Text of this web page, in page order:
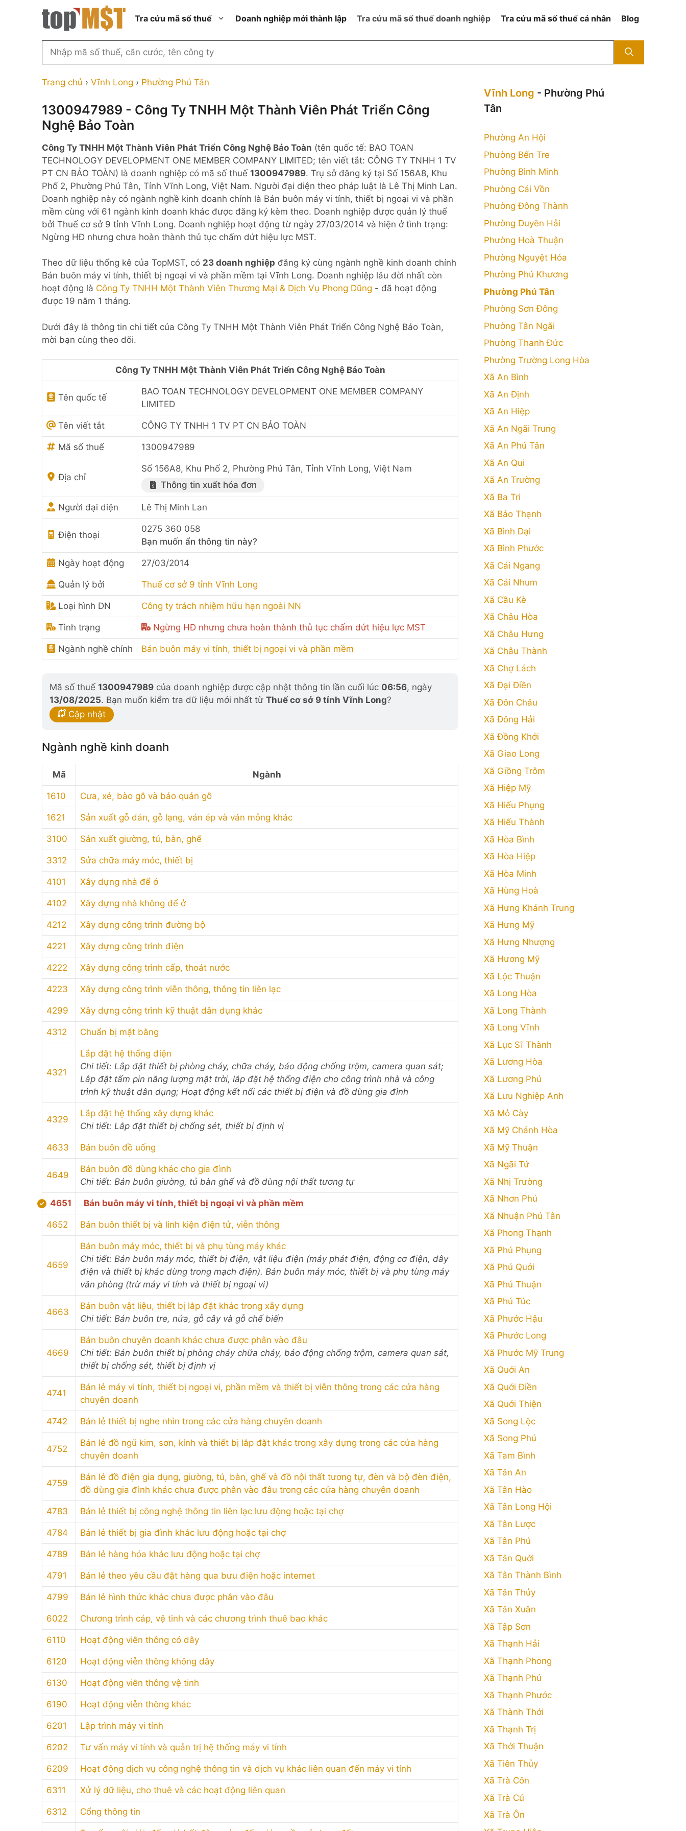
Tra cứu mã số thuế
Thành phố Hồ Chí Minh
Thành phố Hà Nội
Thành phố Đà Nẵng
Thành phố Hải Phòng
Thanh Hóa
Bắc Ninh
Nghệ An
Công ty cổ phần ngoài NN
Công ty hợp doanh
thành viên ngoài NN
Công ty trách nhiệm hữu hạn
ngoài NN
Doanh nghiệp 100% vốn đầu tư
nước ngoài
Hộ kinh doanh cá thể
Nhà nước
Ngừng hoạt động nhưng chưa
hoàn thành thủ tục đóng MST
đăng ký
Doanh nghiệp mới thành lập Tra cứu mã số thuế doanh nghiệp Tra cứu mã số thuế cá nhân Blog
Tìm
theo
công
ty,
người
đại
diện
hoặc
mã
số
thuế
...
Trang chủ › Vĩnh Long › Phường Phú Tân
1300947989 - Công Ty TNHH Một Thành Viên Phát Triển Công
Nghệ Bảo Toàn
Công Ty TNHH Một Thành Viên Phát Triển Công Nghệ Bảo Toàn (tên quốc tế: BAO TOAN
TECHNOLOGY DEVELOPMENT ONE MEMBER COMPANY LIMITED; tên viết tắt: CÔNG TY TNHH 1 TV
PT CN BẢO TOÀN) là doanh nghiệp có mã số thuế 1300947989. Trụ sở đăng ký tại Số 156A8, Khu
Phố 2, Phường Phú Tân, Tỉnh Vĩnh Long, Việt Nam. Người đại diện theo pháp luật là Lê Thị Minh Lan.
Doanh nghiệp này có ngành nghề kinh doanh chính là Bán buôn máy vi tính, thiết bị ngoại vi và phần
mềm cùng với 61 ngành kinh doanh khác được đăng ký kèm theo. Doanh nghiệp được quản lý thuế
bởi Thuế cơ sở 9 tỉnh Vĩnh Long. Doanh nghiệp hoạt động từ ngày 27/03/2014 và hiện ở tình trạng:
Ngừng HĐ nhưng chưa hoàn thành thủ tục chấm dứt hiệu lực MST.
Theo dữ liệu thống kê của TopMST, có 23 doanh nghiệp đăng ký cùng ngành nghề kinh doanh chính
Bán buôn máy vi tính, thiết bị ngoại vi và phần mềm tại Vĩnh Long. Doanh nghiệp lâu đời nhất còn
hoạt động là Công Ty TNHH Một Thành Viên Thương Mại & Dịch Vụ Phong Dũng - đã hoạt động
được 19 năm 1 tháng.
Dưới đây là thông tin chi tiết của Công Ty TNHH Một Thành Viên Phát Triển Công Nghệ Bảo Toàn,
mời bạn cùng theo dõi.
Công Ty TNHH Một Thành Viên Phát Triển Công Nghệ Bảo Toàn
Tên quốc tế
BAO TOAN TECHNOLOGY DEVELOPMENT ONE MEMBER COMPANY
LIMITED
Tên viết tắt CÔNG TY TNHH 1 TV PT CN BẢO TOÀN
Mã số thuế 1300947989
Địa chỉ
Số 156A8, Khu Phố 2, Phường Phú Tân, Tỉnh Vĩnh Long, Việt Nam
Thông tin xuất hóa đơn
Người đại diện Lê Thị Minh Lan
Điện thoại
0275 360 058
Bạn muốn ẩn thông tin này?
Ngày hoạt động 27/03/2014
Quản lý bởi Thuế cơ sở 9 tỉnh Vĩnh Long
Loại hình DN Công ty trách nhiệm hữu hạn ngoài NN
Tình trạng Ngừng HĐ nhưng chưa hoàn thành thủ tục chấm dứt hiệu lực MST
Ngành nghề chính Bán buôn máy vi tính, thiết bị ngoại vi và phần mềm
Mã số thuế 1300947989 của doanh nghiệp được cập nhật thông tin lần cuối lúc 06:56, ngày
13/08/2025. Bạn muốn kiểm tra dữ liệu mới nhất từ Thuế cơ sở 9 tỉnh Vĩnh Long?
Cập nhật
Ngành nghề kinh doanh
Mã Ngành
1610 Cưa, xẻ, bào gỗ và bảo quản gỗ
1621 Sản xuất gỗ dán, gỗ lạng, ván ép và ván mỏng khác
3100 Sản xuất giường, tủ, bàn, ghế
3312 Sửa chữa máy móc, thiết bị
4101 Xây dựng nhà để ở
4102 Xây dựng nhà không để ở
4212 Xây dựng công trình đường bộ
4221 Xây dựng công trình điện
4222 Xây dựng công trình cấp, thoát nước
4223 Xây dựng công trình viễn thông, thông tin liên lạc
4299 Xây dựng công trình kỹ thuật dân dụng khác
4312 Chuẩn bị mặt bằng
4321
Lắp đặt hệ thống điện
Chi tiết: Lắp đặt thiết bị phòng cháy, chữa cháy, báo động chống trộm, camera quan sát;
Lắp đặt tấm pin năng lượng mặt trời, lắp đặt hệ thống điện cho công trình nhà và công
trình kỹ thuật dân dụng; Hoạt động kết nối các thiết bị điện và đồ dùng gia đình
4329
Lắp đặt hệ thống xây dựng khác
Chi tiết: Lắp đặt thiết bị chống sét, thiết bị định vị
4633 Bán buôn đồ uống
4649
Bán buôn đồ dùng khác cho gia đình
Chi tiết: Bán buôn giường, tủ bàn ghế và đồ dùng nội thất tương tự
4651 Bán buôn máy vi tính, thiết bị ngoại vi và phần mềm
4652 Bán buôn thiết bị và linh kiện điện tử, viễn thông
4659
Bán buôn máy móc, thiết bị và phụ tùng máy khác
Chi tiết: Bán buôn máy móc, thiết bị điện, vật liệu điện (máy phát điện, động cơ điện, dây
điện và thiết bị khác dùng trong mạch điện). Bán buôn máy móc, thiết bị và phụ tùng máy
văn phòng (trừ máy vi tính và thiết bị ngoại vi)
4663
Bán buôn vật liệu, thiết bị lắp đặt khác trong xây dựng
Chi tiết: Bán buôn tre, nứa, gỗ cây và gỗ chế biến
4669
Bán buôn chuyên doanh khác chưa được phân vào đâu
Chi tiết: Bán buôn thiết bị phòng cháy chữa cháy, báo động chống trộm, camera quan sát,
thiết bị chống sét, thiết bị định vị
4741
Bán lẻ máy vi tính, thiết bị ngoại vi, phần mềm và thiết bị viễn thông trong các cửa hàng
chuyên doanh
4742 Bán lẻ thiết bị nghe nhìn trong các cửa hàng chuyên doanh
4752
Bán lẻ đồ ngũ kim, sơn, kính và thiết bị lắp đặt khác trong xây dựng trong các cửa hàng
chuyên doanh
4759
Bán lẻ đồ điện gia dụng, giường, tủ, bàn, ghế và đồ nội thất tương tự, đèn và bộ đèn điện,
đồ dùng gia đình khác chưa được phân vào đâu trong các cửa hàng chuyên doanh
4783 Bán lẻ thiết bị công nghệ thông tin liên lạc lưu động hoặc tại chợ
4784 Bán lẻ thiết bị gia đình khác lưu động hoặc tại chợ
4789 Bán lẻ hàng hóa khác lưu động hoặc tại chợ
4791 Bán lẻ theo yêu cầu đặt hàng qua bưu điện hoặc internet
4799 Bán lẻ hình thức khác chưa được phân vào đâu
6022 Chương trình cáp, vệ tinh và các chương trình thuê bao khác
6110 Hoạt động viễn thông có dây
6120 Hoạt động viễn thông không dây
6130 Hoạt động viễn thông vệ tinh
6190 Hoạt động viễn thông khác
6201 Lập trình máy vi tính
6202 Tư vấn máy vi tính và quản trị hệ thống máy vi tính
6209 Hoạt động dịch vụ công nghệ thông tin và dịch vụ khác liên quan đến máy vi tính
6311 Xử lý dữ liệu, cho thuê và các hoạt động liên quan
6312 Cổng thông tin
Vĩnh Long - Phường Phú
Tân
Phường An Hội
Phường Bến Tre
Phường Bình Minh
Phường Cái Vồn
Phường Đông Thành
Phường Duyên Hải
Phường Hoà Thuận
Phường Nguyệt Hóa
Phường Phú Khương
Phường Phú Tân
Phường Sơn Đông
Phường Tân Ngãi
Phường Thanh Đức
Phường Trường Long Hòa
Xã An Bình
Xã An Định
Xã An Hiệp
Xã An Ngãi Trung
Xã An Phú Tân
Xã An Qui
Xã An Trường
Xã Ba Tri
Xã Bảo Thạnh
Xã Bình Đại
Xã Bình Phước
Xã Cái Ngang
Xã Cái Nhum
Xã Cầu Kè
Xã Châu Hòa
Xã Châu Hưng
Xã Châu Thành
Xã Chợ Lách
Xã Đại Điền
Xã Đôn Châu
Xã Đông Hải
Xã Đồng Khởi
Xã Giao Long
Xã Giồng Trôm
Xã Hiệp Mỹ
Xã Hiếu Phụng
Xã Hiếu Thành
Xã Hòa Bình
Xã Hòa Hiệp
Xã Hòa Minh
Xã Hùng Hoà
Xã Hưng Khánh Trung
Xã Hưng Mỹ
Xã Hưng Nhượng
Xã Hương Mỹ
Xã Lộc Thuận
Xã Long Hòa
Xã Long Thành
Xã Long Vĩnh
Xã Lục Sĩ Thành
Xã Lương Hòa
Xã Lương Phú
Xã Lưu Nghiệp Anh
Xã Mỏ Cày
Xã Mỹ Chánh Hòa
Xã Mỹ Thuận
Xã Ngãi Tứ
Xã Nhị Trường
Xã Nhơn Phú
Xã Nhuận Phú Tân
Xã Phong Thạnh
Xã Phú Phụng
Xã Phú Quới
Xã Phú Thuận
Xã Phú Túc
Xã Phước Hậu
Xã Phước Long
Xã Phước Mỹ Trung
Xã Quới An
Xã Quới Điền
Xã Quới Thiện
Xã Song Lộc
Xã Song Phú
Xã Tam Bình
Xã Tân An
Xã Tân Hào
Xã Tân Long Hội
Xã Tân Lược
Xã Tân Phú
Xã Tân Quới
Xã Tân Thành Bình
Xã Tân Thủy
Xã Tân Xuân
Xã Tập Sơn
Xã Thạnh Hải
Xã Thạnh Phong
Xã Thạnh Phú
Xã Thạnh Phước
Xã Thành Thới
Xã Thạnh Trị
Xã Thới Thuận
Xã Tiên Thủy
Xã Trà Côn
Xã Trà Cú
Xã Trà Ôn